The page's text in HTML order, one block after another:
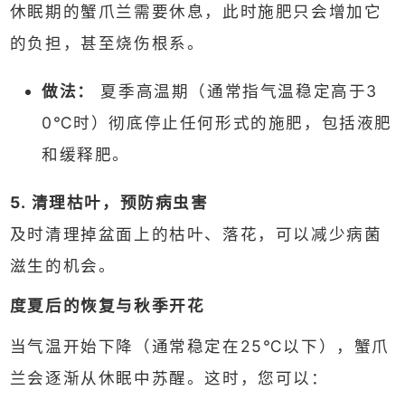
休眠期的蟹爪兰需要休息，此时施肥只会增加它
的负担，甚至烧伤根系。
做法：
夏季高温期（通常指气温稳定高于3
0℃时）彻底停止任何形式的施肥，包括液肥
和缓释肥。
5. 清理枯叶，预防病虫害
及时清理掉盆面上的枯叶、落花，可以减少病菌
滋生的机会。
度夏后的恢复与秋季开花
当气温开始下降（通常稳定在25℃以下），蟹爪
兰会逐渐从休眠中苏醒。这时，您可以：